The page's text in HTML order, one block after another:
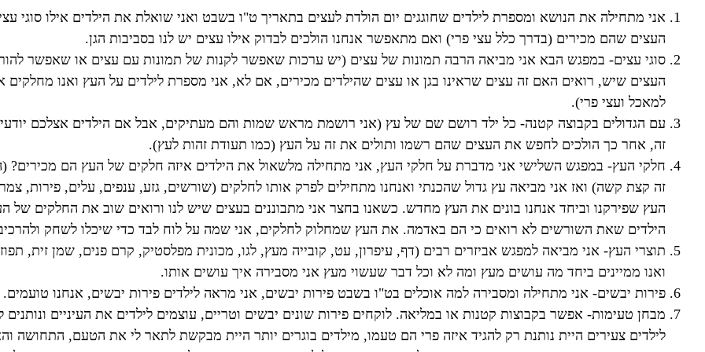
אני מתחילה את הנושא ומספרת לילדים שחוגגים יום הולדת לעצים בתאריך ט"ו בשבט ואני שואלת את הילדים אילו סוגי
העצים שהם מכירים (בדרך כלל עצי פרי) ואם מתאפשר אנחנו הולכים לבדוק אילו עצים יש לנו בסביבות הגן.
סוגי עצים- במפגש הבא אני מביאה הרבה תמונות של עצים (יש ערכות שאפשר לקנות של תמונות עם עצים או שאפשר
העצים שיש, רואים האם זה עצים שראינו בגן או עצים שהילדים מכירים, אם לא, אני מספרת לילדים על העץ ואנו מחלקים
למאכל ועצי פרי).
עם הגדולים בקבוצה קטנה- כל ילד רושם שם של עץ (אני רושמת מראש שמות והם מעתיקים, אבל אם הילדים אצלכם
זה, אחר כך הולכים לחפש את העצים שהם רשמו ותולים את זה על העץ (כמו תעודת זהות לעץ).
חלקי העץ- במפגש השלישי אני מדברת על חלקי העץ, אני מתחילה מלשאול את הילדים איזה חלקים של העץ הם מכירים?
זה קצת קשה) ואז אני מביאה עץ גדול שהכנתי ואנחנו מתחילים לפרק אותו לחלקים (שורשים, גזע, ענפים, עלים, פירות,
העץ שפירקנו וביחד אנחנו בונים את העץ מחדש. כשאנו בחצר אני מתבוננים בעצים שיש לנו ורואים שוב את החלקים
הילדים שאת השורשים לא רואים כי הם באדמה. את העץ שמחלוק לחלקים, אני שמה על לוח לבד כדי שיכלו לשחק
תוצרי העץ- אני מביאה למפגש אביזרים רבים (דף, עיפרון, עט, קובייה מעץ, לגו, מכונית מפלסטיק, קרם פנים, שמן זית,
ואנו ממיינים ביחד מה עושים מעץ ומה לא וכל דבר שעשוי מעץ אני מסבירה איך עושים אותו.
פירות יבשים- אני מתחילה ומסבירה למה אוכלים בט"ו בשבט פירות יבשים, אני מראה לילדים פירות יבשים, אנחנו טועמים.
מבחן טעימות- אפשר בקבוצות קטנות או במליאה. לוקחים פירות שונים יבשים וטריים, עוצמים לילדים את העיניים
לילדים צעירים היית נותנת רק להגיד איזה פרי הם טעמו, מילדים בוגרים יותר היית מבקשת לתאר לי את הטעם, התחושה